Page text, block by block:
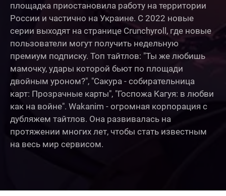
площадка приостановила работу на территории
России и частично на Украине. С 2022 новые
серии выходят на странице Crunchyroll, где новые
пользователи могут получить недельную
премиум подписку. Топ тайтлов: "Ты же любишь
мамочку, удары которой бьют по площади
двойным уроном?", "Сакура - собирательница
карт: Прозрачные карты", "Госпожа Кагуя: в любви
как на войне". Wakanim - огромная корпорация с
дубляжем тайтлов. Она развивалась на
протяжении многих лет, чтобы стать известным
на весь мир сервисом.